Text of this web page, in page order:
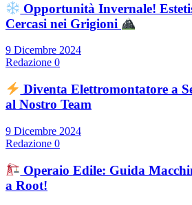
Opportunità Invernale!
Cercasi nei Grigioni
9 Dicembre 2024
Redazione 0
Diventa Elettromontatore a
al Nostro Team
9 Dicembre 2024
Redazione 0
Operaio Edile: Guida
a Root!